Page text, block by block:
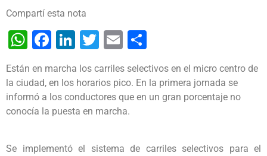
Compartí esta nota
WhatsApp
Facebook
LinkedIn
Twitter
Email
Están en marcha los carriles selectivos en el micro centro de
la ciudad, en los horarios pico. En la primera jornada se
informó a los conductores que en un gran porcentaje no
conocía la puesta en marcha.
Se implementó el sistema de carriles selectivos para el